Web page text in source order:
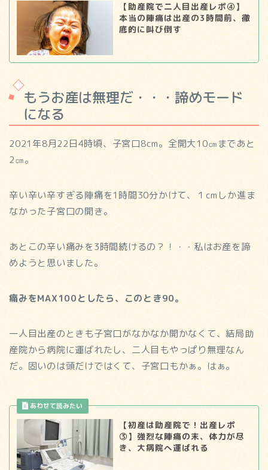
【助産院で二人目出産レポ④】
本当の陣痛は出産の3時間前、徹
底的に叫び倒す
もうお産は無理だ・・・諦めモード
になる
2021年8月22日4時頃、子宮口8cm。全開大10㎝まであと
2㎝。
辛い辛い辛すぎる陣痛を1時間30分かけて、１cmしか進ま
なかった子宮口の開き。
あとこの辛い痛みを3時間続けるの？！・・私はお産を諦
めようと思いました。
痛みをMAX100としたら、このとき90。
一人目出産のときも子宮口がなかなか開かなくて、結局助
産院から病院に運ばれたし、二人目もやっぱり無理なん
だ。固いのは頭だけではくて、子宮口もかぁ。はぁ。
【初産は助産院で！出産レポ
③】強烈な陣痛の末、体力が尽
き、大病院へ運ばれる